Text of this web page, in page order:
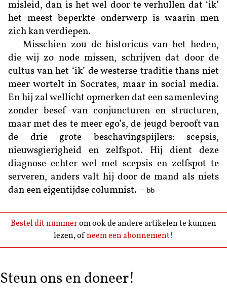
misleid, dan is het wel door te verhullen dat ‘ik’
het meest beperkte onderwerp is waarin men
zich kan verdiepen.
Misschien zou de historicus van het heden,
die wij zo node missen, schrijven dat door de
cultus van het ‘ik’ de westerse traditie thans niet
meer wortelt in ­Socrates, maar in social media.
En hij zal wellicht opmerken dat een samenleving
zonder besef van conjuncturen en structuren,
maar met des te meer ego’s, de jeugd berooft van
de drie grote beschavingspijlers: scepsis,
nieuwsgierigheid en zelfspot. Hij dient deze
diagnose echter wel met scepsis en zelfspot te
serveren, anders valt hij door de mand als niets
dan een eigentijdse columnist. – bb
Bestel dit nummerom ook de andere artikelen te kunnen
lezen, ofneem een abonnement!
Steun ons en doneer!